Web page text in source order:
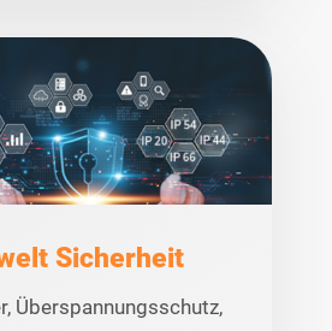
Sicherheit
Überspannungsschutz,